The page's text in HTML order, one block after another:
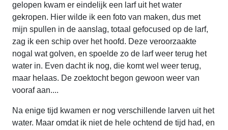
gelopen kwam er eindelijk een larf uit het water
gekropen. Hier wilde ik een foto van maken, dus met
mijn spullen in de aanslag, totaal gefocused op de larf,
zag ik een schip over het hoofd. Deze veroorzaakte
nogal wat golven, en spoelde zo de larf weer terug het
water in. Even dacht ik nog, die komt wel weer terug,
maar helaas. De zoektocht begon gewoon weer van
vooraf aan....
Na enige tijd kwamen er nog verschillende larven uit het
water. Maar omdat ik niet de hele ochtend de tijd had, en